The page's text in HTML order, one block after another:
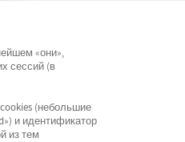
«они»,
сессий (в
(небольшие
и идентификатор
из тем